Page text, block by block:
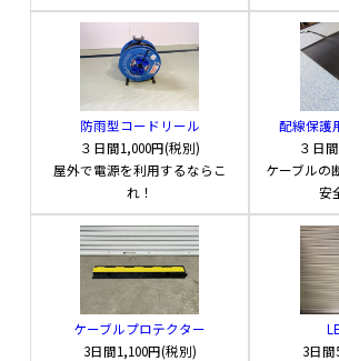
防雨型コードリール
３日間1,000円(税別)
屋外で電源を利用するならこ
れ！
配線保護
３日間
ケーブルの
安
ケーブルプロテクター
3日間1,100円(税別)
3日間